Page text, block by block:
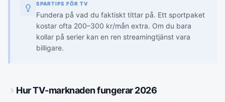
SPARTIPS FÖR TV
Fundera på vad du faktiskt tittar på. Ett sportpaket
kostar ofta 200–300 kr/mån extra. Om du bara
kollar på serier kan en ren streamingtjänst vara
billigare.
Hur TV-marknaden fungerar 2026